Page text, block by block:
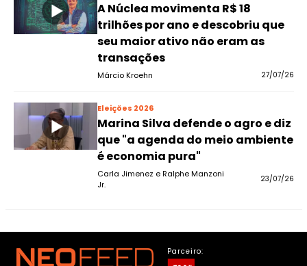
A Núclea movimenta R$ 18
trilhões por ano e descobriu que
seu maior ativo não eram as
transações
Márcio Kroehn 27/07/26
Eleições 2026
Marina Silva defende o agro e diz
que "a agenda do meio ambiente
é economia pura"
Carla Jimenez e Ralphe Manzoni
Jr.
23/07/26
Parceiro: